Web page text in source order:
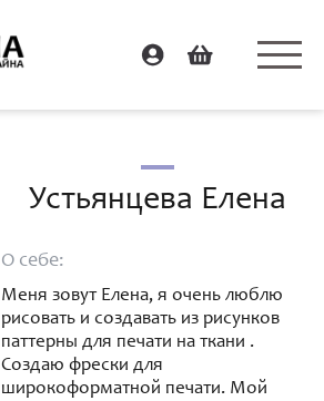
Устьянцева Елена
О себе:
Меня зовут Елена, я очень люблю
рисовать и создавать из рисунков
паттерны для печати на ткани .
Создаю фрески для
широкоформатной печати. Мой